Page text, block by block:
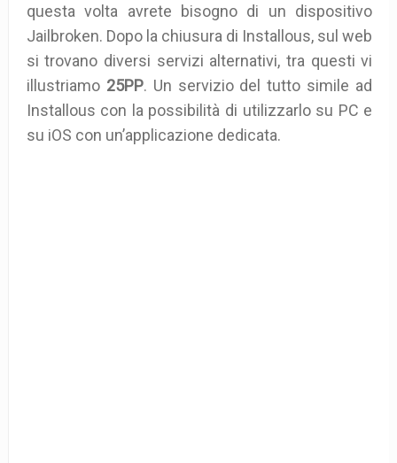
questa volta avrete bisogno di un dispositivo
Jailbroken. Dopo la chiusura di Installous, sul web
si trovano diversi servizi alternativi, tra questi vi
illustriamo 25PP. Un servizio del tutto simile ad
Installous con la possibilità di utilizzarlo su PC e
su iOS con un’applicazione dedicata.